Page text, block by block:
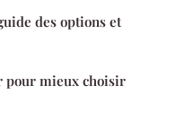
des options et
pour mieux choisir